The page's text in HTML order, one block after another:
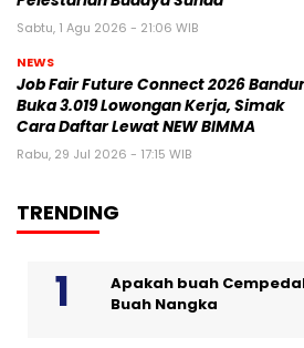
Sabtu, 1 Agu 2026 - 21:06 WIB
NEWS
Job Fair Future Connect 2026
Buka 3.019 Lowongan Kerja, Simak
Cara Daftar Lewat NEW BIMMA
Rabu, 29 Jul 2026 - 17:15 WIB
TRENDING
Apakah buah
Buah Nangka